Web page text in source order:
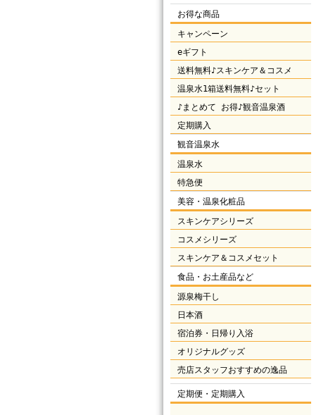
お得な商品
キャンペーン
eギフト
送料無料♪スキンケア＆コスメ
温泉水1箱送料無料♪セット
♪まとめて お得♪観音温泉酒
定期購入
観音温泉水
温泉水
特急便
美容・温泉化粧品
スキンケアシリーズ
コスメシリーズ
スキンケア＆コスメセット
食品・お土産品など
源泉梅干し
日本酒
宿泊券・日帰り入浴
オリジナルグッズ
売店スタッフおすすめの逸品
定期便・定期購入